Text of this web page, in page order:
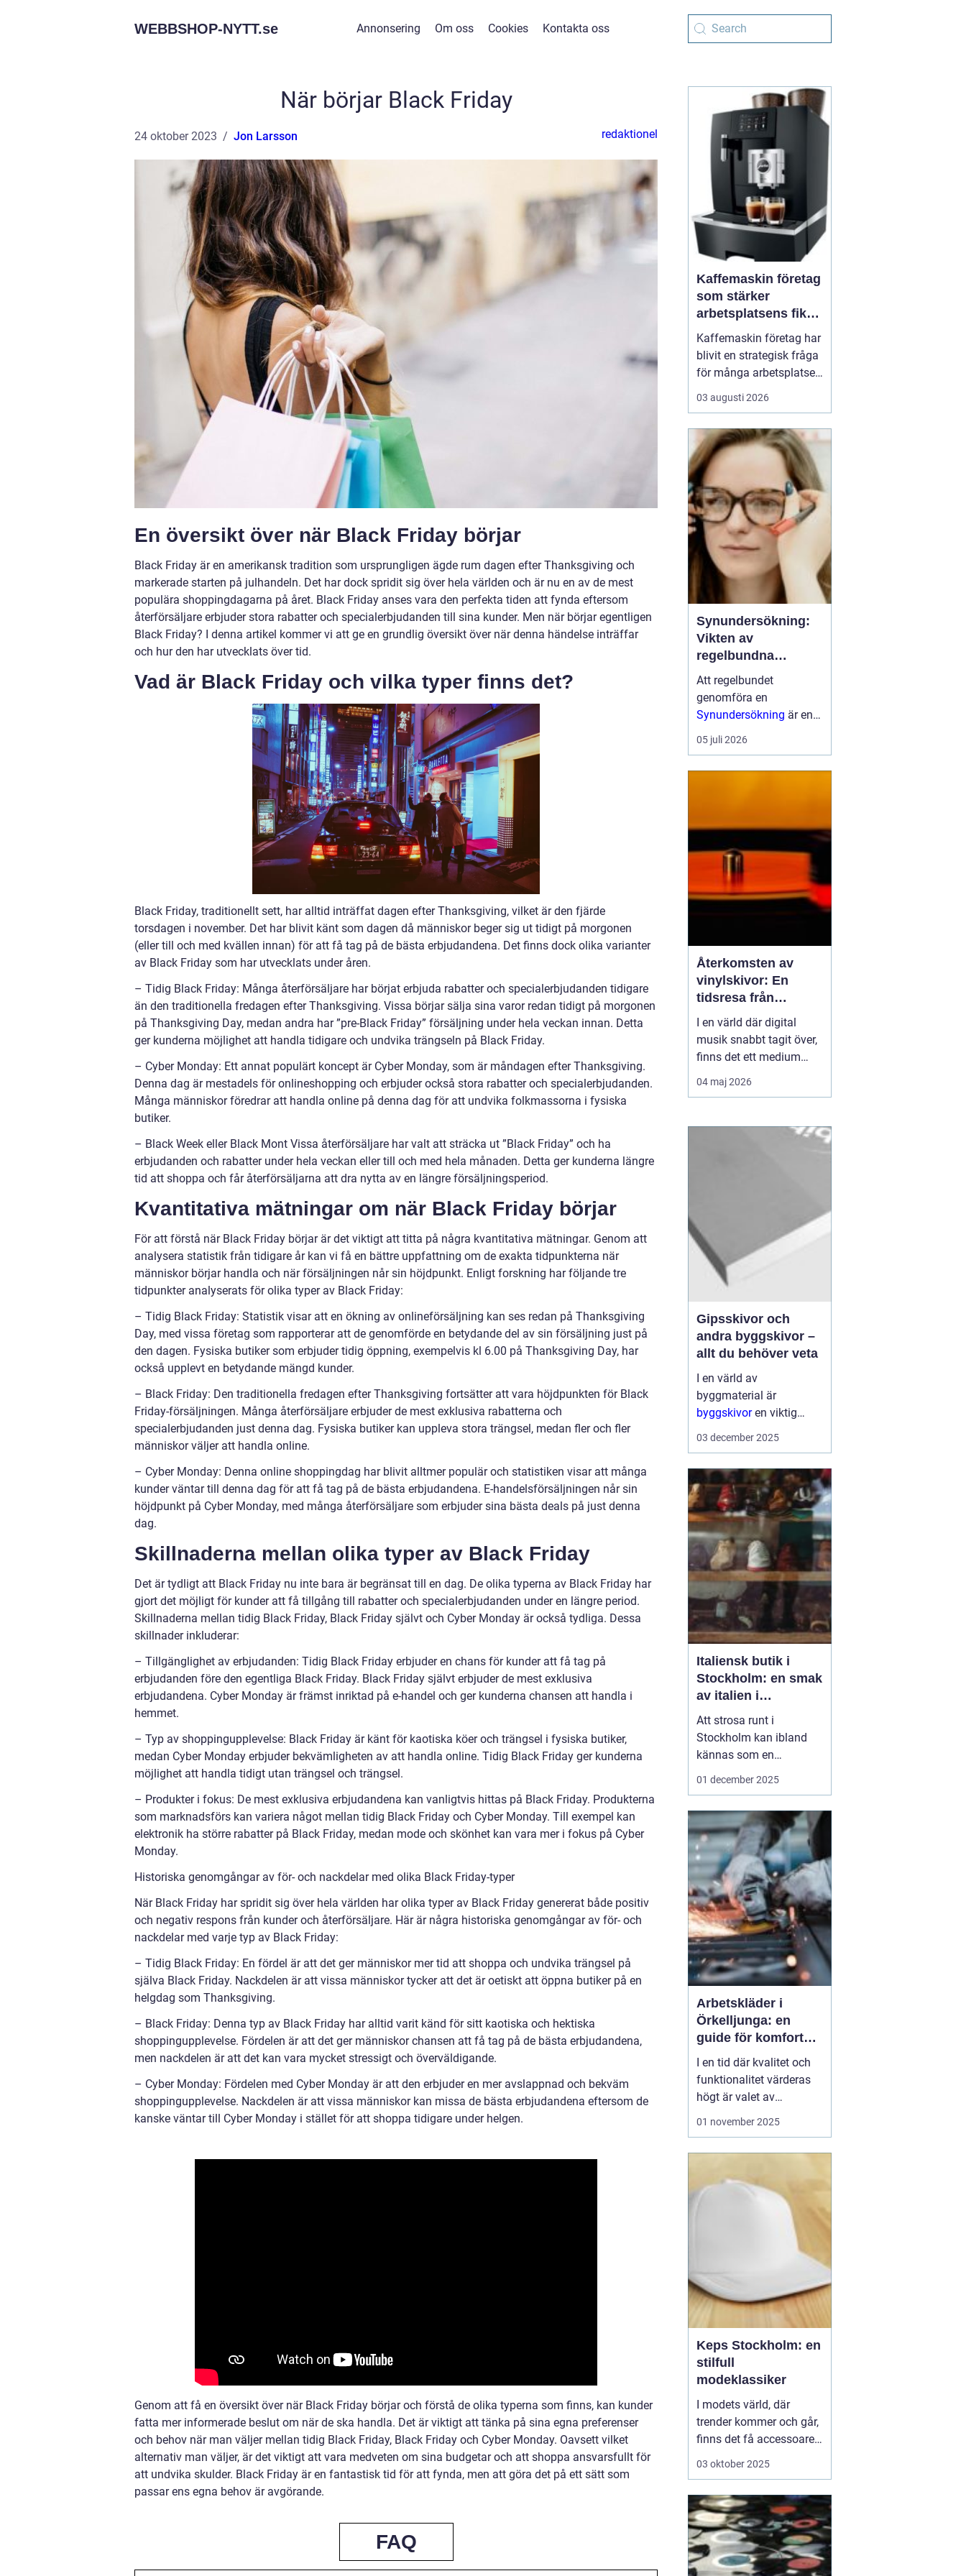
WEBBSHOP-NYTT.se Annonsering Om oss Cookies Kontakta oss
När börjar Black Friday
24 oktober 2023 Jon Larsson redaktionel
En översikt över när Black Friday börjar
Black Friday är en amerikansk tradition som ursprungligen ägde rum dagen efter Thanksgiving och
markerade starten på julhandeln. Det har dock spridit sig över hela världen och är nu en av de mest
populära shoppingdagarna på året. Black Friday anses vara den perfekta tiden att fynda eftersom
återförsäljare erbjuder stora rabatter och specialerbjudanden till sina kunder. Men när börjar egentligen
Black Friday? I denna artikel kommer vi att ge en grundlig översikt över när denna händelse inträffar
och hur den har utvecklats över tid.
Vad är Black Friday och vilka typer finns det?
Black Friday, traditionellt sett, har alltid inträffat dagen efter Thanksgiving, vilket är den fjärde
torsdagen i november. Det har blivit känt som dagen då människor beger sig ut tidigt på morgonen
(eller till och med kvällen innan) för att få tag på de bästa erbjudandena. Det finns dock olika varianter
av Black Friday som har utvecklats under åren.
– Tidig Black Friday: Många återförsäljare har börjat erbjuda rabatter och specialerbjudanden tidigare
än den traditionella fredagen efter Thanksgiving. Vissa börjar sälja sina varor redan tidigt på morgonen
på Thanksgiving Day, medan andra har ”pre-Black Friday” försäljning under hela veckan innan. Detta
ger kunderna möjlighet att handla tidigare och undvika trängseln på Black Friday.
– Cyber Monday: Ett annat populärt koncept är Cyber Monday, som är måndagen efter Thanksgiving.
Denna dag är mestadels för onlineshopping och erbjuder också stora rabatter och specialerbjudanden.
Många människor föredrar att handla online på denna dag för att undvika folkmassorna i fysiska
butiker.
– Black Week eller Black Mont Vissa återförsäljare har valt att sträcka ut ”Black Friday” och ha
erbjudanden och rabatter under hela veckan eller till och med hela månaden. Detta ger kunderna längre
tid att shoppa och får återförsäljarna att dra nytta av en längre försäljningsperiod.
Kvantitativa mätningar om när Black Friday börjar
För att förstå när Black Friday börjar är det viktigt att titta på några kvantitativa mätningar. Genom att
analysera statistik från tidigare år kan vi få en bättre uppfattning om de exakta tidpunkterna när
människor börjar handla och när försäljningen når sin höjdpunkt. Enligt forskning har följande tre
tidpunkter analyserats för olika typer av Black Friday:
– Tidig Black Friday: Statistik visar att en ökning av onlineförsäljning kan ses redan på Thanksgiving
Day, med vissa företag som rapporterar att de genomförde en betydande del av sin försäljning just på
den dagen. Fysiska butiker som erbjuder tidig öppning, exempelvis kl 6.00 på Thanksgiving Day, har
också upplevt en betydande mängd kunder.
– Black Friday: Den traditionella fredagen efter Thanksgiving fortsätter att vara höjdpunkten för Black
Friday-försäljningen. Många återförsäljare erbjuder de mest exklusiva rabatterna och
specialerbjudanden just denna dag. Fysiska butiker kan uppleva stora trängsel, medan fler och fler
människor väljer att handla online.
– Cyber Monday: Denna online shoppingdag har blivit alltmer populär och statistiken visar att många
kunder väntar till denna dag för att få tag på de bästa erbjudandena. E-handelsförsäljningen når sin
höjdpunkt på Cyber Monday, med många återförsäljare som erbjuder sina bästa deals på just denna
dag.
Skillnaderna mellan olika typer av Black Friday
Det är tydligt att Black Friday nu inte bara är begränsat till en dag. De olika typerna av Black Friday har
gjort det möjligt för kunder att få tillgång till rabatter och specialerbjudanden under en längre period.
Skillnaderna mellan tidig Black Friday, Black Friday självt och Cyber Monday är också tydliga. Dessa
skillnader inkluderar:
– Tillgänglighet av erbjudanden: Tidig Black Friday erbjuder en chans för kunder att få tag på
erbjudanden före den egentliga Black Friday. Black Friday självt erbjuder de mest exklusiva
erbjudandena. Cyber Monday är främst inriktad på e-handel och ger kunderna chansen att handla i
hemmet.
– Typ av shoppingupplevelse: Black Friday är känt för kaotiska köer och trängsel i fysiska butiker,
medan Cyber Monday erbjuder bekvämligheten av att handla online. Tidig Black Friday ger kunderna
möjlighet att handla tidigt utan trängsel och trängsel.
– Produkter i fokus: De mest exklusiva erbjudandena kan vanligtvis hittas på Black Friday. Produkterna
som marknadsförs kan variera något mellan tidig Black Friday och Cyber Monday. Till exempel kan
elektronik ha större rabatter på Black Friday, medan mode och skönhet kan vara mer i fokus på Cyber
Monday.
Historiska genomgångar av för- och nackdelar med olika Black Friday-typer
När Black Friday har spridit sig över hela världen har olika typer av Black Friday genererat både positiv
och negativ respons från kunder och återförsäljare. Här är några historiska genomgångar av för- och
nackdelar med varje typ av Black Friday:
– Tidig Black Friday: En fördel är att det ger människor mer tid att shoppa och undvika trängsel på
själva Black Friday. Nackdelen är att vissa människor tycker att det är oetiskt att öppna butiker på en
helgdag som Thanksgiving.
– Black Friday: Denna typ av Black Friday har alltid varit känd för sitt kaotiska och hektiska
shoppingupplevelse. Fördelen är att det ger människor chansen att få tag på de bästa erbjudandena,
men nackdelen är att det kan vara mycket stressigt och överväldigande.
– Cyber Monday: Fördelen med Cyber Monday är att den erbjuder en mer avslappnad och bekväm
shoppingupplevelse. Nackdelen är att vissa människor kan missa de bästa erbjudandena eftersom de
kanske väntar till Cyber Monday i stället för att shoppa tidigare under helgen.
Genom att få en översikt över när Black Friday börjar och förstå de olika typerna som finns, kan kunder
fatta mer informerade beslut om när de ska handla. Det är viktigt att tänka på sina egna preferenser
och behov när man väljer mellan tidig Black Friday, Black Friday och Cyber Monday. Oavsett vilket
alternativ man väljer, är det viktigt att vara medveten om sina budgetar och att shoppa ansvarsfullt för
att undvika skulder. Black Friday är en fantastisk tid för att fynda, men att göra det på ett sätt som
passar ens egna behov är avgörande.
FAQ
Kaffemaskin företag
som stärker
arbetsplatsens fika
och kultur
Kaffemaskin företag har
blivit en strategisk fråga
för många arbetsplatser,
inte bara en praktisk
detalj i fikarummet.
kaffet som en del av sin
kultur, sin
attraktionskraft som
arbetsgivare och sin
vardagliga effektivitet.
En ...
03 augusti 2026
Synundersökning:
Vikten av
regelbundna
undersökningar för
god ögonhälsa
Att regelbundet
genomföra en
Synundersökning är en
viktig del av att bevara
en god ögonhälsa.
05 juli 2026
Återkomsten av
vinylskivor: En
tidsresa från
nostalgi till nutid
I en värld där digital
musik snabbt tagit över,
finns det ett medium
som fortsätter att
fascinera: vinylskivor.
närapå försvann, har de
04 maj 2026
Gipsskivor och
andra byggskivor –
allt du behöver veta
I en värld av
byggmaterial är
byggskivoren viktig
komponent som ger
De är mångsidiga, hå...
03 december 2025
Italiensk butik i
Stockholm: en smak
av italien i
huvudstaden
Att strosa runt i
Stockholm kan ibland
kännas som en
promenad genom
från olika länder smälter
samman och skapar en
unik atmosfär i Sveriges
huvudstad. För den som
&a...
01 december 2025
Arbetskläder i
Örkelljunga: en
guide för komfort
och säkerhet
I en tid där kvalitet och
funktionalitet värderas
högt är valet av
arbetskläder en viktig del
01 november 2025
Keps Stockholm: en
stilfull
modeklassiker
I modets värld, där
trender kommer och går,
finns det få accessoarer
som har stått emot
sportutrustning till en
stilmarkör, kepsar finns
överallt och Stockholm...
03 oktober 2025